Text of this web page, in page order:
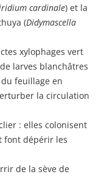
cardinale) et la
(Didymascella
xylophages vert
larves blanchâtres
feuillage en
la circulation
: elles colonisent
font dépérir les
de la sève de